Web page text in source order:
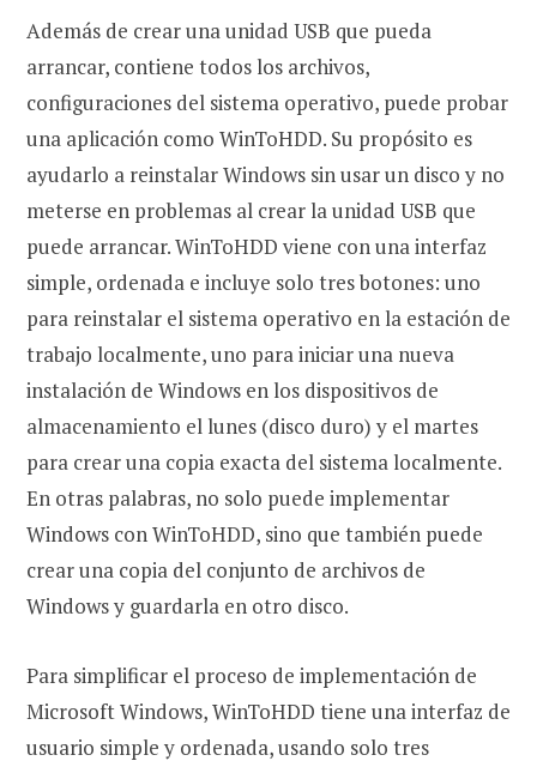
Además de crear una unidad USB que pueda
arrancar, contiene todos los archivos,
configuraciones del sistema operativo, puede probar
una aplicación como WinToHDD. Su propósito es
ayudarlo a reinstalar Windows sin usar un disco y no
meterse en problemas al crear la unidad USB que
puede arrancar. WinToHDD viene con una interfaz
simple, ordenada e incluye solo tres botones: uno
para reinstalar el sistema operativo en la estación de
trabajo localmente, uno para iniciar una nueva
instalación de Windows en los dispositivos de
almacenamiento el lunes (disco duro) y el martes
para crear una copia exacta del sistema localmente.
En otras palabras, no solo puede implementar
Windows con WinToHDD, sino que también puede
crear una copia del conjunto de archivos de
Windows y guardarla en otro disco.
Para simplificar el proceso de implementación de
Microsoft Windows, WinToHDD tiene una interfaz de
usuario simple y ordenada, usando solo tres